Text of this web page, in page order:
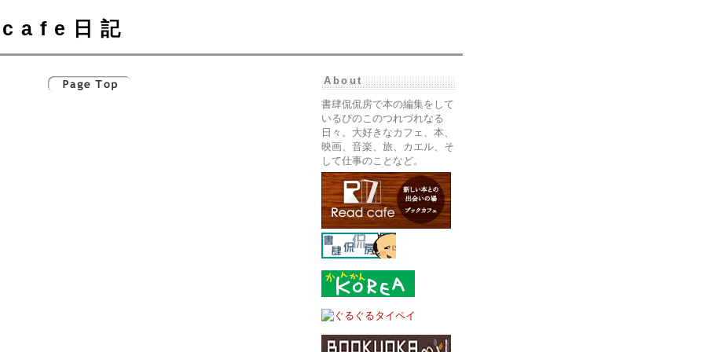
cafe日記
About
書肆侃侃房で本の編集をして
いるぴのこのつれづれなる
日々。大好きなカフェ、本、
映画、音楽、旅、カエル、そ
して仕事のことなど。